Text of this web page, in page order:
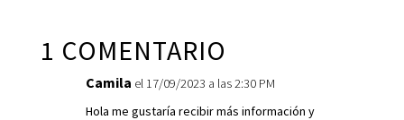
1 COMENTARIO
Camila el 17/09/2023 a las 2:30 PM
Hola me gustaría recibir más información y